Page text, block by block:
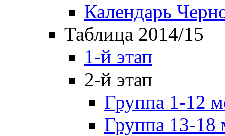
Календарь
Таблица 2014/15
1-й этап
2-й этап
Группа 1-12
Группа 13-18